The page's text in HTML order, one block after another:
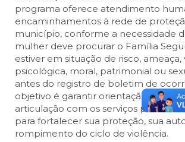
programa oferece atendimento
encaminhamentos à rede de
município, conforme a necessidade
mulher deve procurar o Família
estiver em situação de risco, ameaça,
psicológica, moral, patrimonial ou
antes do registro de boletim de
objetivo é garantir orientação segura,
articulação com os serviços públicos
para fortalecer sua proteção, sua
rompimento do ciclo de violência.